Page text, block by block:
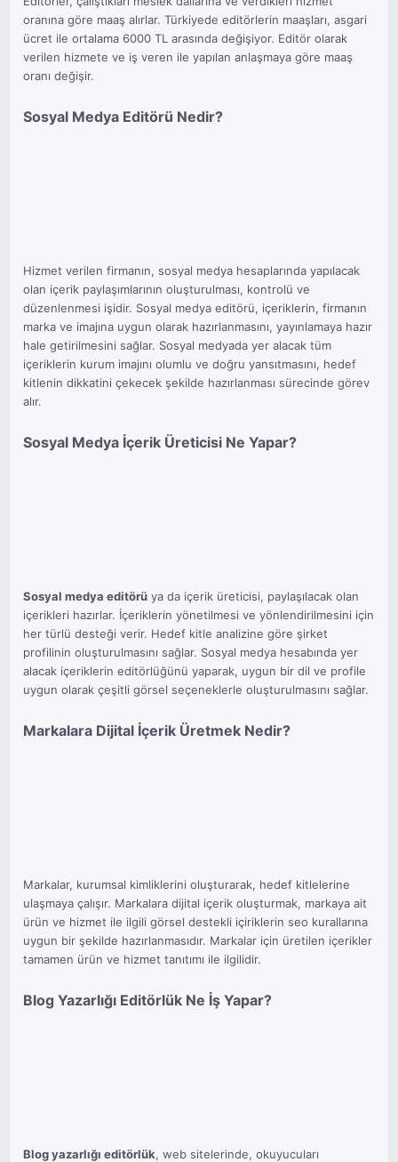
oranına göre maaş alırlar. Türkiyede editörlerin maaşları, asgari
ücret ile ortalama 6000 TL arasında değişiyor. Editör olarak
verilen hizmete ve iş veren ile yapılan anlaşmaya göre maaş
oranı değişir.
Sosyal Medya Editörü Nedir?
Hizmet verilen firmanın, sosyal medya hesaplarında yapılacak
olan içerik paylaşımlarının oluşturulması, kontrolü ve
düzenlenmesi işidir. Sosyal medya editörü, içeriklerin, firmanın
marka ve imajına uygun olarak hazırlanmasını, yayınlamaya hazır
hale getirilmesini sağlar. Sosyal medyada yer alacak tüm
içeriklerin kurum imajını olumlu ve doğru yansıtmasını, hedef
kitlenin dikkatini çekecek şekilde hazırlanması sürecinde görev
alır.
Sosyal Medya İçerik Üreticisi Ne Yapar?
Sosyal medya editörü ya da içerik üreticisi, paylaşılacak olan
içerikleri hazırlar. İçeriklerin yönetilmesi ve yönlendirilmesini için
her türlü desteği verir. Hedef kitle analizine göre şirket
profilinin oluşturulmasını sağlar. Sosyal medya hesabında yer
alacak içeriklerin editörlüğünü yaparak, uygun bir dil ve profile
uygun olarak çeşitli görsel seçeneklerle oluşturulmasını sağlar.
Markalara Dijital İçerik Üretmek Nedir?
Markalar, kurumsal kimliklerini oluşturarak, hedef kitlelerine
ulaşmaya çalışır. Markalara dijital içerik oluşturmak, markaya ait
ürün ve hizmet ile ilgili görsel destekli içiriklerin seo kurallarına
uygun bir şekilde hazırlanmasıdır. Markalar için üretilen içerikler
tamamen ürün ve hizmet tanıtımı ile ilgilidir.
Blog Yazarlığı Editörlük Ne İş Yapar?
Blog yazarlığı editörlük, web sitelerinde, okuyucuları